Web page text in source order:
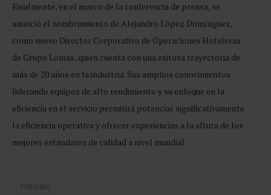
Finalmente, en el marco de la conferencia de prensa, se
anunció el nombramiento de Alejandro López Domínguez,
como nuevo Director Corporativo de Operaciones Hoteleras
de Grupo Lomas, quien cuenta con una exitosa trayectoria de
más de 20 años en la industria. Sus amplios conocimientos
liderando equipos de alto rendimiento y su enfoque en la
eficiencia en el servicio permitirá potenciar significativamente
la eficiencia operativa y ofrecer experiencias a la altura de los
mejores estándares de calidad a nivel mundial.
TURISMO